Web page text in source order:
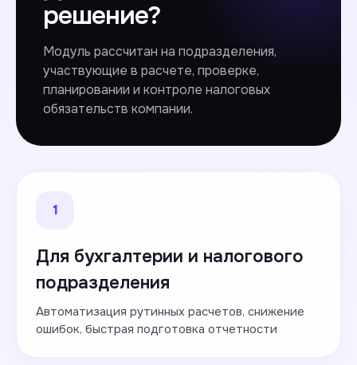
решение?
Модуль рассчитан на подразделения,
участвующие в расчете, проверке,
планировании и контроле налоговых
обязательств компании.
1
Для бухгалтерии и налогового
подразделения
Автоматизация рутинных расчетов, снижение
ошибок, быстрая подготовка отчетности